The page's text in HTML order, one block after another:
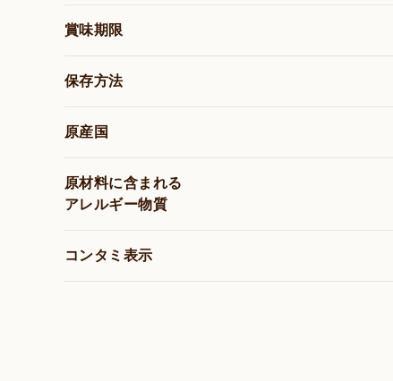
賞味期限
保存方法
原産国
原材料に含まれる
アレルギー物質
コンタミ表示